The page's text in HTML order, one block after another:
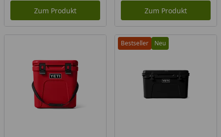
Zum Produkt Zum Produkt
Bestseller Neu